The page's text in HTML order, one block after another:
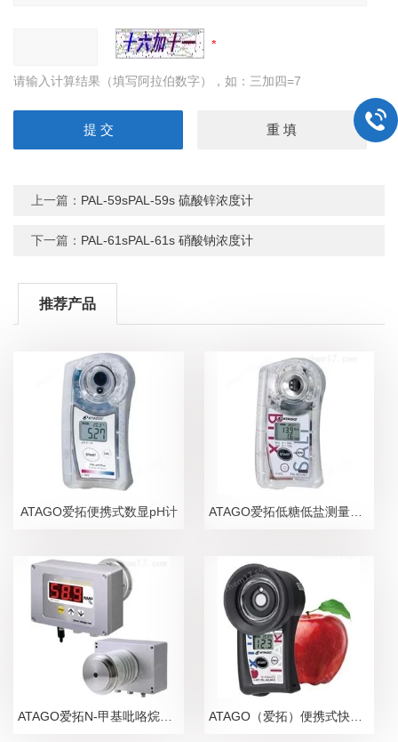
请输入计算结果（填写阿拉伯数字），如：三加四=7
上一篇： PAL-59sPAL-59s 硫酸锌浓度计
下一篇： PAL-61sPAL-61s 硝酸钠浓度计
推荐产品
ATAGO爱拓便携式数显pH计 ATAGO爱拓低糖低盐测量糖盐度计
ATAGO（爱拓）便携式快速苹果无损糖度计